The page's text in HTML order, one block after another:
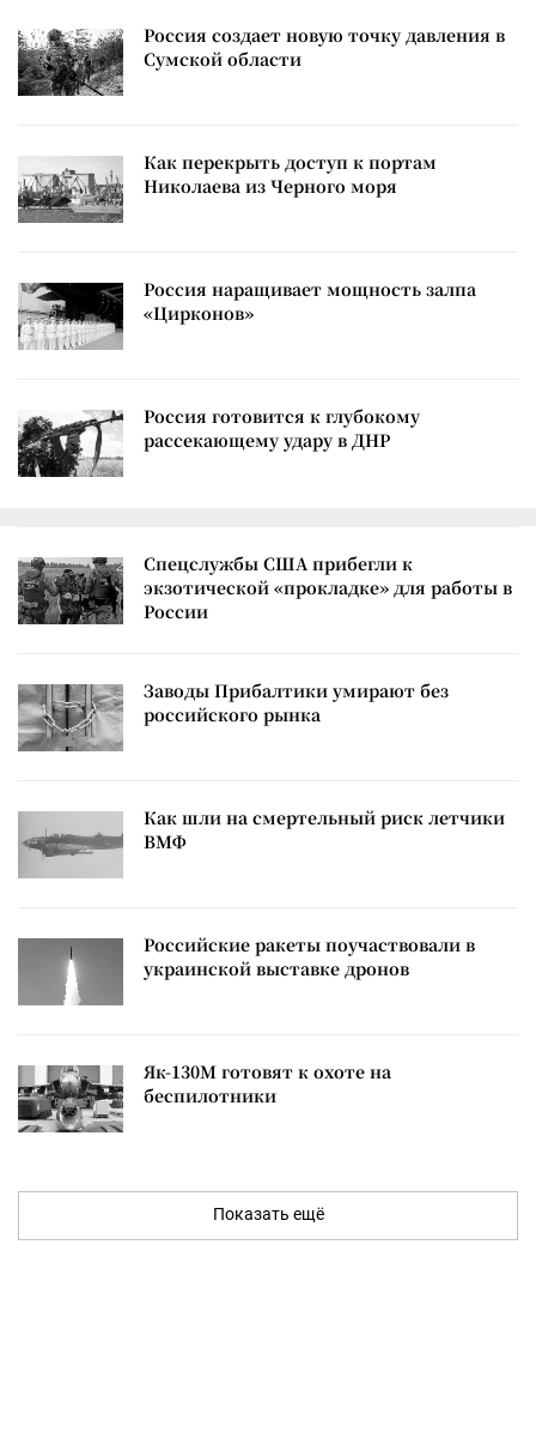
Россия создает новую точку давления в
Сумской области
Как перекрыть доступ к портам
Николаева из Черного моря
Россия наращивает мощность залпа
«Цирконов»
Россия готовится к глубокому
рассекающему удару в ДНР
Спецслужбы США прибегли к
экзотической «прокладке» для работы в
России
Заводы Прибалтики умирают без
российского рынка
Как шли на смертельный риск летчики
ВМФ
Российские ракеты поучаствовали в
украинской выставке дронов
Як-130М готовят к охоте на
беспилотники
Показать ещё